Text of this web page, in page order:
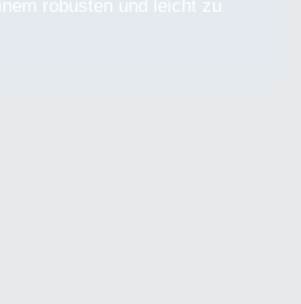
robusten und leicht zu